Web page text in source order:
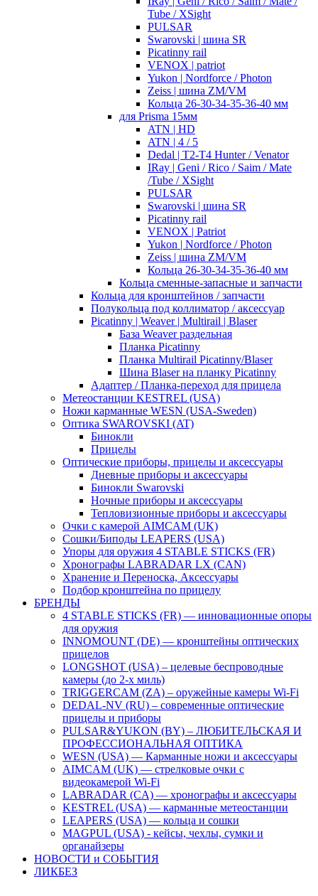
Tube / XSight
PULSAR
Swarovski | шина SR
Picatinny rail
VENOX | patriot
Yukon | Nordforce / Photon
Zeiss | шина ZM/VM
Кольца 26-30-34-35-36-40 мм
для Prisma 15мм
ATN | HD
ATN | 4 / 5
Dedal | T2-T4 Hunter / Venator
IRay | Geni / Rico / Saim / Mate
/Tube / XSight
PULSAR
Swarovski | шина SR
Picatinny rail
VENOX | Patriot
Yukon | Nordforce / Photon
Zeiss | шина ZM/VM
Кольца 26-30-34-35-36-40 мм
Кольца сменные-запасные и запчасти
Кольца для кронштейнов / запчасти
Полукольца под коллиматор / аксессуар
Picatinny | Weaver | Multirail | Blaser
База Weaver раздельная
Планка Picatinny
Планка Multirail Picatinny/Blaser
Шина Blaser на планку Picatinny
Адаптер / Планка-переход для прицела
Метеостанции KESTREL (USA)
Ножи карманные WESN (USA-Sweden)
Оптика SWAROVSKI (AT)
Бинокли
Прицелы
Оптические приборы, прицелы и аксессуары
Дневные приборы и аксессуары
Бинокли Swarovski
Ночные приборы и аксессуары
Тепловизионные приборы и аксессуары
Очки с камерой AIMCAM (UK)
Сошки/Биподы LEAPERS (USA)
Упоры для оружия 4 STABLE STICKS (FR)
Хронографы LABRADAR LX (CAN)
Хранение и Переноска, Аксессуары
Подбор кронштейна по прицелу
БРЕНДЫ
4 STABLE STICKS (FR) — инновационные опоры
для оружия
INNOMOUNT (DE) — кронштейны оптических
прицелов
LONGSHOT (USA) – целевые беспроводные
камеры (до 2-х миль)
TRIGGERCAM (ZA) – оружейные камеры Wi-Fi
DEDAL-NV (RU) – современные оптические
прицелы и приборы
PULSAR&YUKON (BY) – ЛЮБИТЕЛЬСКАЯ И
ПРОФЕССИОНАЛЬНАЯ ОПТИКА
WESN (USA) — Карманные ножи и аксессуары
AIMCAM (UK) — стрелковые очки с
видеокамерой Wi-Fi
LABRADAR (CA) — хронографы и аксессуары
KESTREL (USA) — карманные метеостанции
LEAPERS (USA) — кольца и сошки
MAGPUL (USA) - кейсы, чехлы, сумки и
органайзеры
НОВОСТИ и СОБЫТИЯ
ЛИКБЕЗ